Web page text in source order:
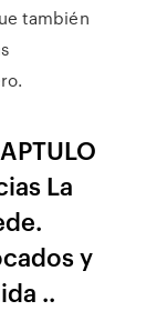
también
La
y
..